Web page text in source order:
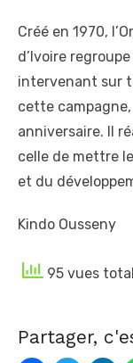
Créé en 1970,
d’Ivoire
intervenant sur
cette campagne,
anniversaire. Il
celle de mettre
et du
Kindo Ousseny
95 vues
Partager,